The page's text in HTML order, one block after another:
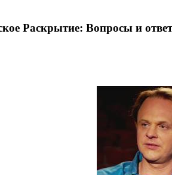
Раскрытие: Вопросы и